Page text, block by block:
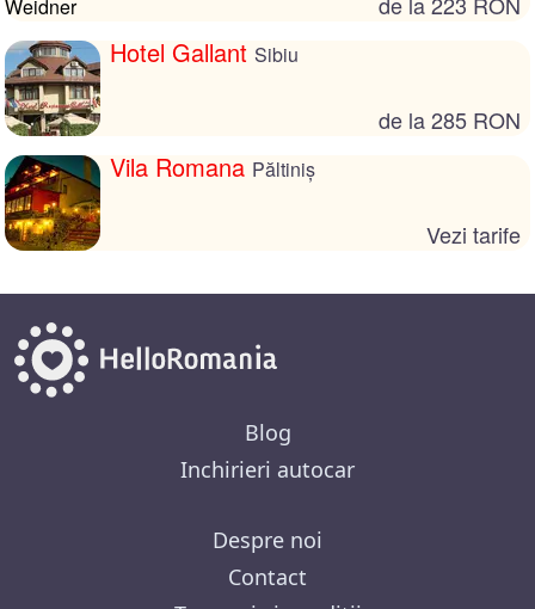
Hotel Gallant Sibiu
de la 285 RON
Vila Romana Păltiniș
Vezi tarife
Blog
Inchirieri autocar
Despre noi
Contact